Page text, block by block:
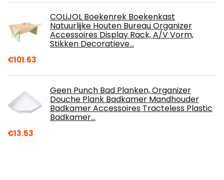
COLiJOL Boekenrek Boekenkast
Natuurlijke Houten Bureau Organizer
Accessoires Display Rack, A/V Vorm,
Stikken Decoratieve…
€101.63
Geen Punch Bad Planken, Organizer
Douche Plank Badkamer Mandhouder
Badkamer Accessoires Tracteless Plastic
Badkamer…
€13.53